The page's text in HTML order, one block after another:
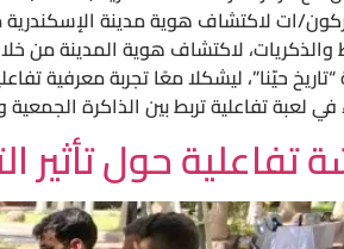
ات لاكتشاف هوية مدينة الإسكندرية
والذكريات، لاكتشاف هوية المدينة
حيّنا”، ليشكلا معًا تجربة معرفية
في لعبة تفاعلية تربط بين الذاكرة
تفاعلية حول تأثير